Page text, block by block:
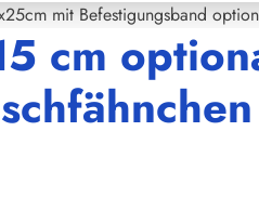
mit Befestigungsband
cm